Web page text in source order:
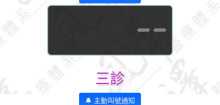
--
三診
🔔 主動叫號通知